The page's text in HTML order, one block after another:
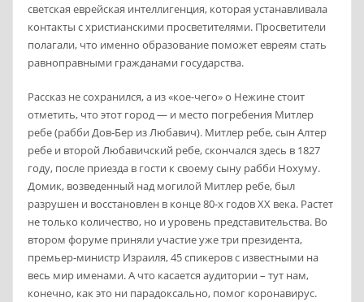
светская еврейская интеллигенция, которая устанавливала
контакты с христианскими просветителями. Просветители
полагали, что именно образование поможет евреям стать
равноправными гражданами государства.
Рассказ не сохранился, а из «кое-чего» о Нежине стоит
отметить, что этот город — и место погребения Митлер
ребе (рабби Дов-Бер из Любавич). Митлер ребе, сын Алтер
ребе и второй Любавичский ребе, скончался здесь в 1827
году, после приезда в гости к своему сыну рабби Нохуму.
Домик, возведенный над могилой Митлер ребе, был
разрушен и восстановлен в конце 80-х годов XX века. Растет
не только количество, но и уровень представительства. Во
втором форуме приняли участие уже три президента,
премьер-министр Израиля, 45 спикеров с известными на
весь мир именами. А что касается аудитории – тут нам,
конечно, как это ни парадоксально, помог коронавирус.